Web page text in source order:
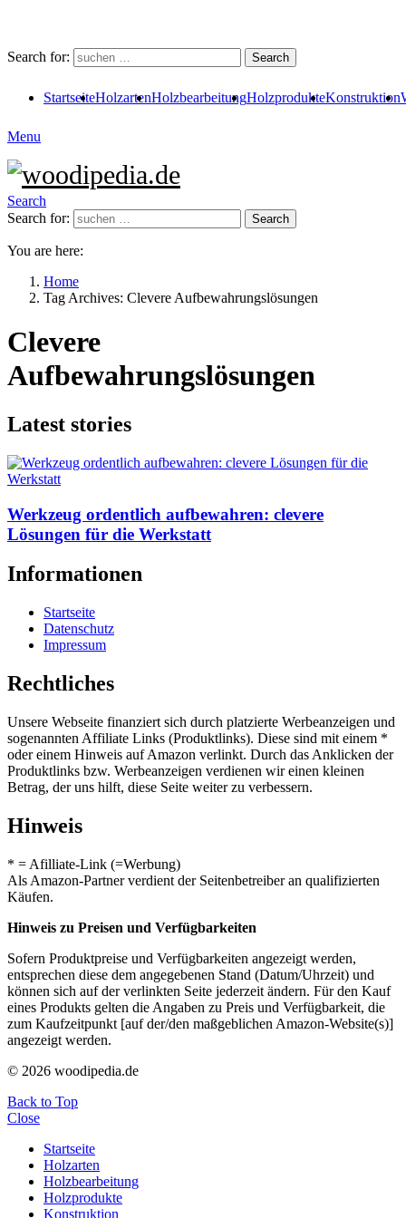
Search for: Search
StartseiteHolzartenHolzbearbeitungHolzprodukteKonstruktion
Menu
Search
Search for:
Search
You are here:
Home
Tag Archives: Clevere Aufbewahrungslösungen
Clevere
Aufbewahrungslösungen
Latest stories
Werkzeug ordentlich aufbewahren: clevere
Lösungen für die Werkstatt
Informationen
Startseite
Datenschutz
Impressum
Rechtliches
Unsere Webseite finanziert sich durch platzierte Werbeanzeigen und
sogenannten Affiliate Links (Produktlinks). Diese sind mit einem *
oder einem Hinweis auf Amazon verlinkt. Durch das Anklicken der
Produktlinks bzw. Werbeanzeigen verdienen wir einen kleinen
Betrag, der uns hilft, diese Seite weiter zu verbessern.
Hinweis
* = Afilliate-Link (=Werbung)
Als Amazon-Partner verdient der Seitenbetreiber an qualifizierten
Käufen.
Hinweis zu Preisen und Verfügbarkeiten
Sofern Produktpreise und Verfügbarkeiten angezeigt werden,
entsprechen diese dem angegebenen Stand (Datum/Uhrzeit) und
können sich auf der verlinkten Seite jederzeit ändern. Für den Kauf
eines Produkts gelten die Angaben zu Preis und Verfügbarkeit, die
zum Kaufzeitpunkt [auf der/den maßgeblichen Amazon-Website(s)]
angezeigt werden.
© 2026 woodipedia.de
Back to Top
Close
Startseite
Holzarten
Holzbearbeitung
Holzprodukte
Konstruktion